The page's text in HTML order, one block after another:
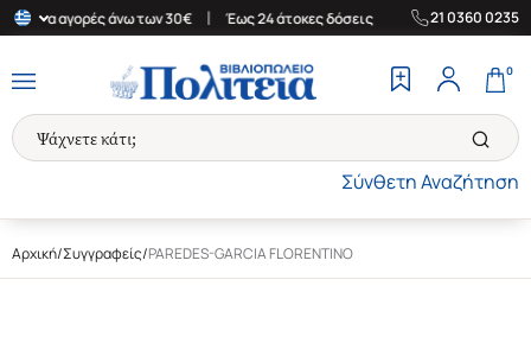
για αγορές άνω των 30€ Έως 24 άτοκες δόσεις | Δωρεάν
21 0360 0235
Σύνθετη Αναζήτηση
0
Αρχική/Συγγραφείς/PAREDES-GARCIA FLORENTINO